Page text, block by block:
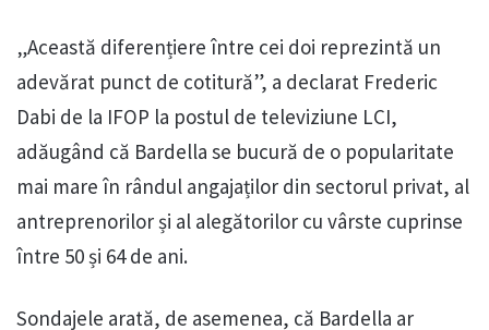
„Această diferențiere între cei doi reprezintă un
adevărat punct de cotitură”, a declarat Frederic
Dabi de la IFOP la postul de televiziune LCI,
adăugând că Bardella se bucură de o popularitate
mai mare în rândul angajaților din sectorul privat, al
antreprenorilor și al alegătorilor cu vârste cuprinse
între 50 și 64 de ani.
Sondajele arată, de asemenea, că Bardella ar